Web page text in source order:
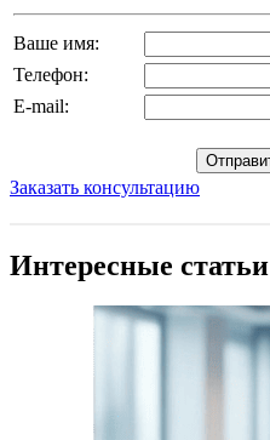
Ваше имя:
Телефон:
E-mail:
Заказать консультацию
Интересные статьи